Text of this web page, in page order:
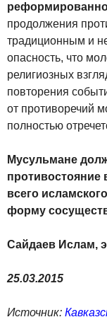
продолжения
традиционным и
опасность, что
религиозных
повторения
от противоречий
полностью
Мусульмане
противостояние
всего
форму
Сайдаев Ислам,
25.03.2015
Источник: